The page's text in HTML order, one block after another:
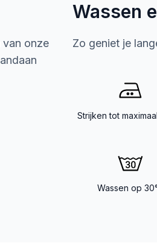
van onze
Wassen
Zo geniet je
Strijken tot
Wassen op